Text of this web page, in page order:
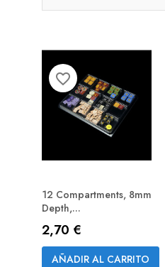
12 Compartments, 8mm
Depth,...
Precio
2,70 €
AÑADIR AL CARRITO
favorite_border